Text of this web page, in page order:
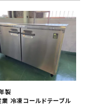
製
冷凍コールドテーブル